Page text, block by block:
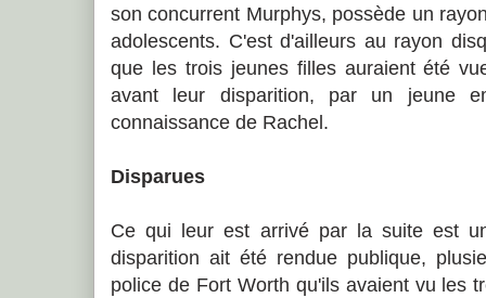
son concurrent Murphys, possède un
adolescents. C'est d'ailleurs au rayon
que les trois jeunes filles auraient été
avant leur disparition, par un jeune
connaissance de Rachel.
Disparues
Ce qui leur est arrivé par la suite est
disparition ait été rendue publique,
police de Fort Worth qu'ils avaient vu les